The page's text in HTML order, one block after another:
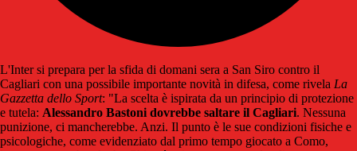
L'Inter si prepara per la sfida di domani sera a San Siro contro il
Cagliari con una possibile importante novità in difesa, come rivela La
Gazzetta dello Sport: "La scelta è ispirata da un principio di protezione
e tutela: Alessandro Bastoni dovrebbe saltare il Cagliari. Nessuna
punizione, ci mancherebbe. Anzi. Il punto è le sue condizioni fisiche e
psicologiche, come evidenziato dal primo tempo giocato a Como,